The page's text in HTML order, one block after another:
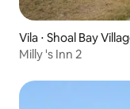
Vila ⋅ Shoal Bay
Milly 's Inn 2